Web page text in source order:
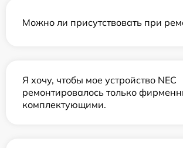
Можно ли присутствовать при
Я хочу, чтобы мое устройство NEC
ремонтировалось только
комплектующими.